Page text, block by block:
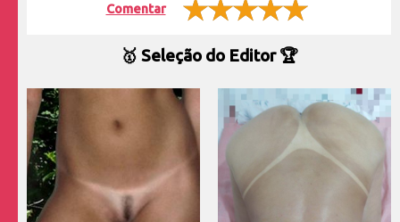
Comentar
🥇 Seleção do Editor 🏆